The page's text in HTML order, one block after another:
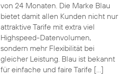
von 24 Monaten. Die Marke Blau
bietet damit allen Kunden nicht nur
attraktive Tarife mit extra viel
Highspeed-Datenvolumen,
sondern mehr Flexibilität bei
gleicher Leistung. Blau ist bekannt
für einfache und faire Tarife […]